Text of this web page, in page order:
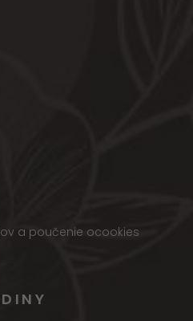
a poučenie ocookies